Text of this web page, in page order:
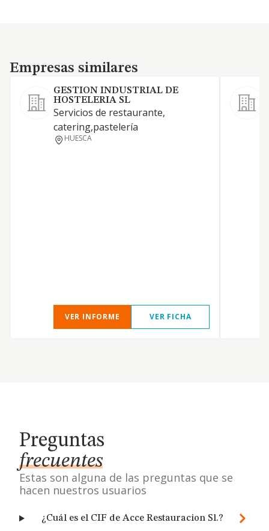
Empresas similares
Empresas similares
GESTION INDUSTRIAL DE
HOSTELERIA SL
Servicios de restaurante,
catering,pastelería
HUESCA
VER INFORME VER FICHA
Preguntas
frecuentes
Estas son alguna de las preguntas que se
hacen nuestros usuarios
¿Cuál es el CIF de Acce Restauracion Sl.?